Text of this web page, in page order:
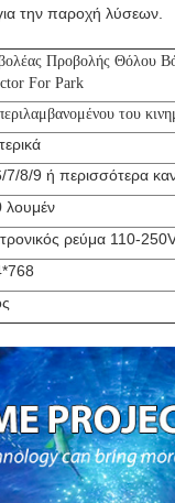
την παροχή λύσεων.
Προβολής Θόλου
For Park
του
7/8/9 ή περισσότερα
λουμέν
ρεύμα 110-